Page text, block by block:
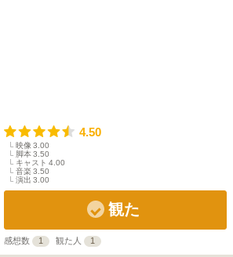
4.50
映像 3.00
脚本3.50
キャスト 4.00
音楽3.50
演出 3.00
観た
感想数 1 観た人 1